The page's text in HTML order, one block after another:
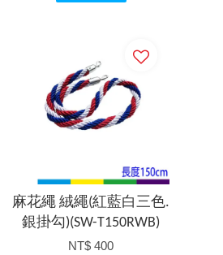
麻花繩 絨繩(紅藍白三色.
銀掛勾)(SW-T150RWB)
NT$ 400